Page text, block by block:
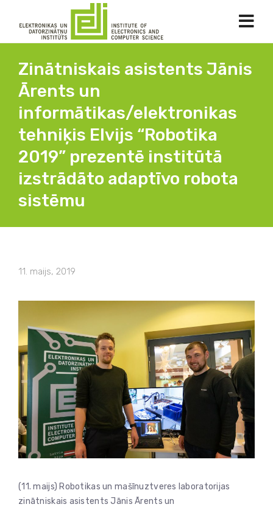
Zinātniskais asistents Jānis
Ārents un
informātikas/elektronikas
tehniķis Elvijs “Robotika
2019” prezentē institūtā
izstrādāto adaptīvo robota
sistēmu
11. maijs, 2019
(11. maijs) Robotikas un mašīnuztveres laboratorijas
zinātniskais asistents Jānis Ārents un